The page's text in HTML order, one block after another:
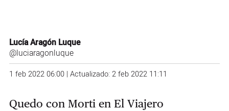
Lucía Aragón Luque
@luciaragonluque
1 feb 2022 06:00 | Actualizado: 2 feb 2022 11:11
Quedo con Morti en El Viajero